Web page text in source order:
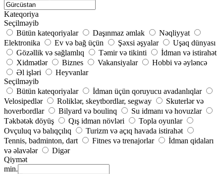
Kateqoriya
Seçilməyib
Bütün kateqoriyalar
Daşınmaz əmlak
Nəqliyyat
Elektronika
Ev və bağ üçün Şəxsi əşyalar
Uşaq dünyası
Gözəllik və sağlamlıq
Təmir və tikinti
İdman və istirahət
Xidmətlər
Biznes Vakansiyalar
Hobbi və əyləncə
Əl işləri
Heyvanlar
Seçilməyib
Bütün kateqoriyalar
İdman üçün qoruyucu avadanlıqlar
Velosipedlər
Roliklər, skeytbordlar, segway
Skuterlər və
hoverbordlar
Bilyard və boulinq
Su idmanı və hovuzlar
Təkbətək döyüş
Qış idman növləri
Topla oyunlar
Ovçuluq və balıqçılıq
Turizm və açıq havada istirahət
Tennis, badminton, dart
Fitnes və trenajorlar
İdman qidaları
və əlavələr
Digər
Qiymət
min.